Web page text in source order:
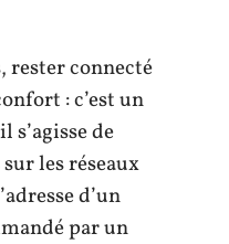
rester connecté
: c’est un
s’agisse de
les réseaux
d’un
par un